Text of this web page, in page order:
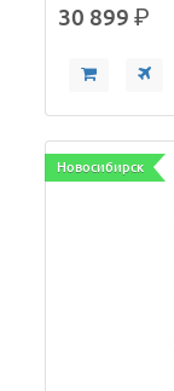
30 899р.
Новосибирск